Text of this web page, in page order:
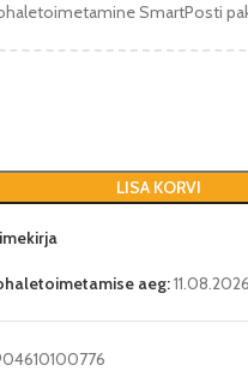
SmartPosti
LISA KORVI
aeg: